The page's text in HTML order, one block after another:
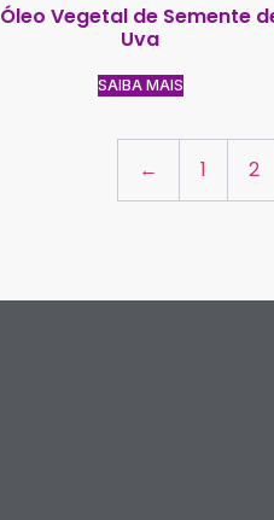
Óleo Vegetal de Semente
Uva
SAIBA MAIS
← 1 2